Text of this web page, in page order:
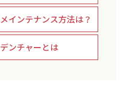
インテナンス方法は？
ンチャーとは